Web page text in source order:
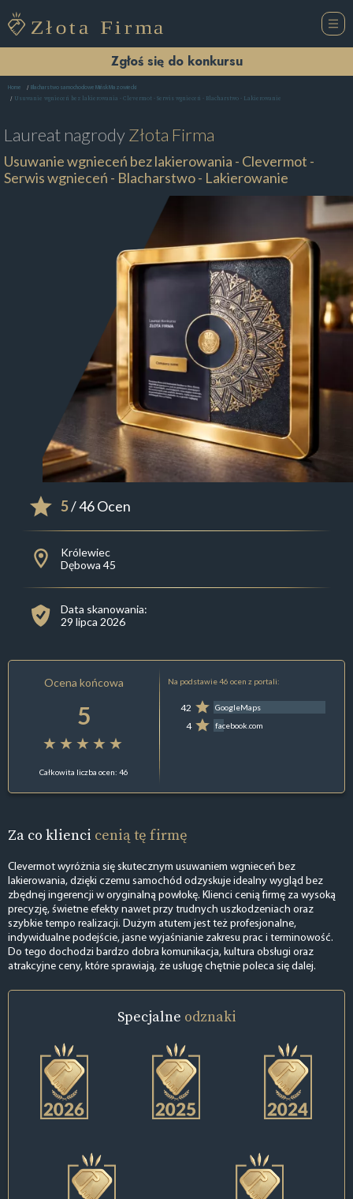
Zgłoś się do konkursu
Home Blacharstwo samochodowe Mińsk Mazowiecki
Usuwanie wgnieceń bez lakierowania - Clevermot - Serwis wgnieceń - Blacharstwo - Lakierowanie
Laureat nagrodyZłota Firma
Usuwanie wgnieceń bez lakierowania - Clevermot -
Serwis wgnieceń - Blacharstwo - Lakierowanie
5/ 46 Ocen
Królewiec
Dębowa 45
Data skanowania:
29 lipca 2026
Ocena końcowa
5
Całkowita liczba ocen: 46
Na podstawie 46 ocen z portali:
42 GoogleMaps
4 facebook.com
Za co klienci cenią tę firmę
Clevermot wyróżnia się skutecznym usuwaniem wgnieceń bez
lakierowania, dzięki czemu samochód odzyskuje idealny wygląd bez
zbędnej ingerencji w oryginalną powłokę. Klienci cenią firmę za wysoką
precyzję, świetne efekty nawet przy trudnych uszkodzeniach oraz
szybkie tempo realizacji. Dużym atutem jest też profesjonalne,
indywidualne podejście, jasne wyjaśnianie zakresu prac i terminowość.
Do tego dochodzi bardzo dobra komunikacja, kultura obsługi oraz
atrakcyjne ceny, które sprawiają, że usługę chętnie poleca się dalej.
Specjalne odznaki